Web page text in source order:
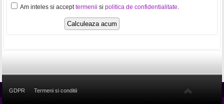
Am inteles si accepttermenii si politica de confidentialitate.
GDPR Termeni si conditii